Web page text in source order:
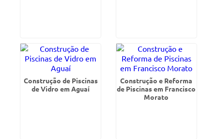
Construção de Piscinas
de Vidro em Aguaí
Construção e Reforma
de Piscinas em Francisco
Morato